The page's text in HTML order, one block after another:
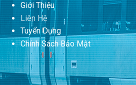
Giới Thiệu
Liên Hệ
Tuyển Dụng
Chính Sách Bảo Mật